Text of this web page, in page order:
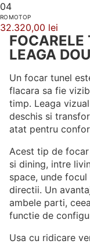
04
ROMOTOP
32.320,00 lei
LEAGA
Un focar tunel
flacara sa fie
timp. Leaga
deschis si
atat pentru
Acest tip de
si dining, intre
space, unde
directii. Un
ambele parti,
functie de
Usa cu ridicare